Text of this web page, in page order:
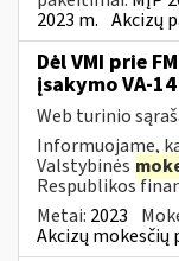
2023 m. Akcizų
Dėl VMI prie
įsakymo VA-
Web turinio
Informuojame,
Valstybinės
Respublikos
Metai: 2023
Akcizų mokesčių